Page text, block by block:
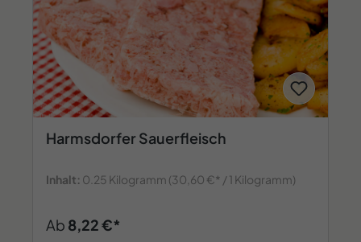
Harmsdorfer Sauerfleisch
Inhalt: 0.25 Kilogramm (30,60 €* / 1 Kilogramm)
Ab 8,22 €*